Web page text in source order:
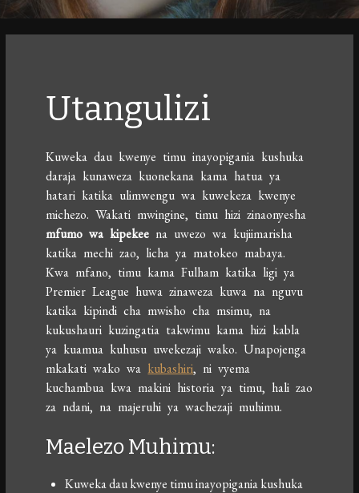
Utangulizi
Kuweka dau kwenye timu inayopigania kushuka
daraja kunaweza kuonekana kama hatua ya
hatari katika ulimwengu wa kuwekeza kwenye
michezo. Wakati mwingine, timu hizi zinaonyesha
mfumo wa kipekee na uwezo wa kujiimarisha
katika mechi zao, licha ya matokeo mabaya.
Kwa mfano, timu kama Fulham katika ligi ya
Premier League huwa zinaweza kuwa na nguvu
katika kipindi cha mwisho cha msimu, na
kukushauri kuzingatia takwimu kama hizi kabla
ya kuamua kuhusu uwekezaji wako. Unapojenga
mkakati wako wa kubashiri, ni vyema
kuchambua kwa makini historia ya timu, hali zao
za ndani, na majeruhi ya wachezaji muhimu.
Maelezo Muhimu:
Kuweka dau kwenye timu inayopigania kushuka